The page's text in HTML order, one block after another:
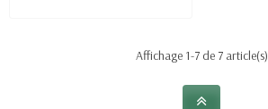
Affichage 1-7 de 7 article(s)